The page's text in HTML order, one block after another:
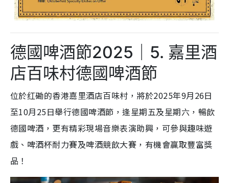
德國啤酒節2025｜5. 嘉里酒
店百味村德國啤酒節
位於红磡的香港嘉里酒店百味村，將於2025年9月26日
至10月25日舉行德國啤酒節，逢星期五及星期六，暢飲
德國啤酒，更有精彩現場音樂表演助興，可參與趣味遊
戲、啤酒杯耐力賽及啤酒競飲大賽，有機會贏取豐富獎
品！